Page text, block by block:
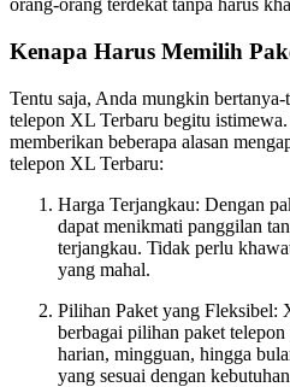
orang-orang terdekat tanpa harus
Kenapa Harus Memilih
Tentu saja, Anda mungkin
telepon XL Terbaru begitu
memberikan beberapa alasan
telepon XL Terbaru:
Harga Terjangkau: Dengan
dapat menikmati panggilan
terjangkau. Tidak perlu
yang mahal.
Pilihan Paket yang Fleksibel:
berbagai pilihan paket
harian, mingguan, hingga
yang sesuai dengan